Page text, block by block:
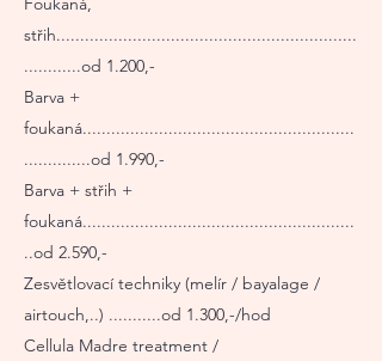
střih...............................................................
............od 1.200,-
Barva +
foukaná.........................................................
..............od 1.990,-
Barva + střih +
foukaná.........................................................
..od 2.590,-
Zesvětlovací techniky (melír / bayalage /
airtouch,..) ...........od 1.300,-/hod
Cellula Madre treatment /